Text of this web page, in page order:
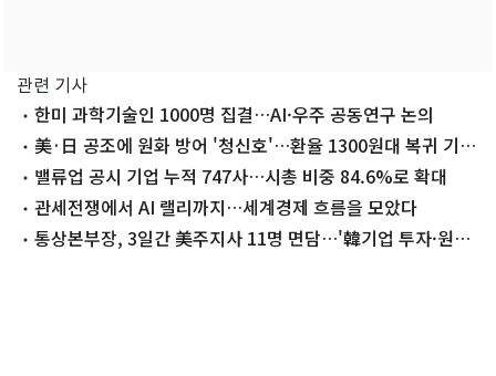
관련 기사
한미 과학기술인 1000명 집결…AI·우주 공동연구 논의
美·日 공조에 원화 방어 '청신호'…환율 1300원대 복귀 기대
감 밸류업 공시 기업 누적 747사…시총 비중 84.6%로 확대
관세전쟁에서 AI 랠리까지…세계경제 흐름을 모았다
통상본부장, 3일간 美주지사 11명 면담…'韓기업 투자·원전'